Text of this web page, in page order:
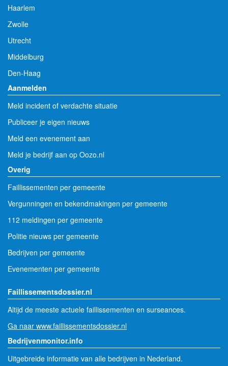
Haarlem
Zwolle
Utrecht
Middelburg
Den-Haag
Aanmelden
Meld incident of verdachte situatie
Publiceer je eigen nieuws
Meld een evenement aan
Meld je bedrijf aan op Oozo.nl
Overig
Faillissementen per gemeente
Vergunningen en bekendmakingen per gemeente
112 meldingen per gemeente
Politie nieuws per gemeente
Bedrijven per gemeente
Evenementen per gemeente
Faillissementsdossier.nl
Altijd de meeste actuele faillissementen en surseances.
Ga naar www.faillissementsdossier.nl
Bedrijvenmonitor.info
Uitgebreide informatie van alle bedrijven in Nederland.